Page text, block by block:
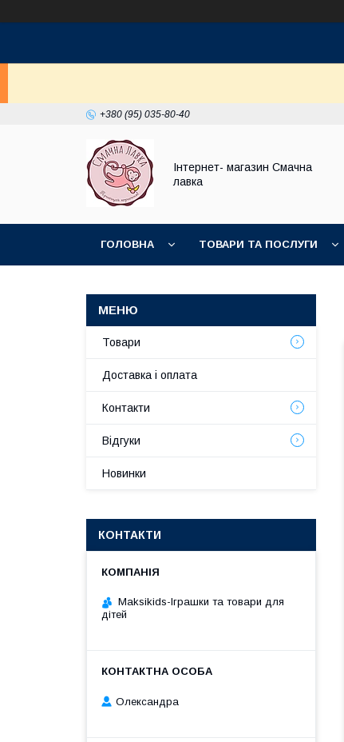
+380 (95) 035-80-40
Інтернет- магазин Смачна
лавка
ГОЛОВНА ТОВАРИ ТА ПОСЛУГИ
Товари
Доставка і оплата
Контакти
Відгуки
Новинки
КОНТАКТИ
Maksikids-Іграшки та товари для
дітей
Олександра